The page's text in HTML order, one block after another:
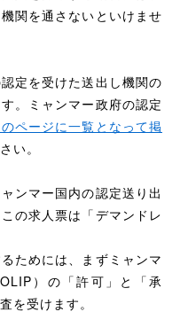
関を通さないといけませ
定を受けた送出し機関の
。ミャンマー政府の認定
ページに一覧となって掲
い。
ンマー国内の認定送り出
の求人票は「デマンドレ
ためには、まずミャンマ
）の「許可」と「承
を受けます。